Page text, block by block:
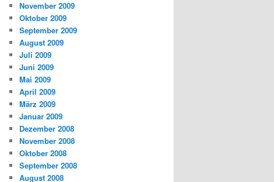
November 2009
Oktober 2009
September 2009
August 2009
Juli 2009
Juni 2009
Mai 2009
April 2009
März 2009
Januar 2009
Dezember 2008
November 2008
Oktober 2008
September 2008
August 2008